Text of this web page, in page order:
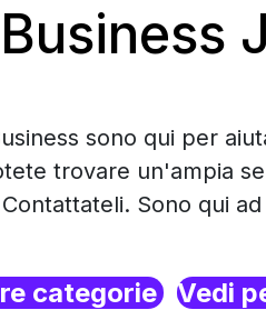
sono qui per
trovare un'ampia
Contattateli. Sono qui
categorie Vedi